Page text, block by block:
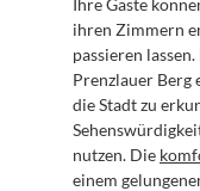
Ihre Gäste
ihren Zimmern
passieren
Prenzlauer Berg
die Stadt zu
nutzen. Die
einem